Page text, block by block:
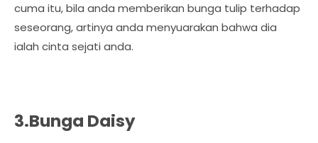
cuma itu, bila anda memberikan bunga tulip terhadap
seseorang, artinya anda menyuarakan bahwa dia
ialah cinta sejati anda.
3.Bunga Daisy